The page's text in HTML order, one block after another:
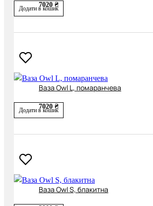
7020 ₴
Додати в кошик
Ваза Owl L, помаранчева
7020 ₴
Додати в кошик
Ваза Owl S, блакитна